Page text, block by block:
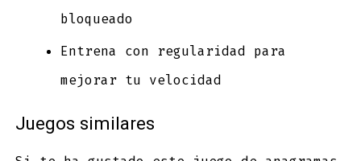
bloqueado
Entrena con regularidad para
mejorar tu velocidad
Juegos similares